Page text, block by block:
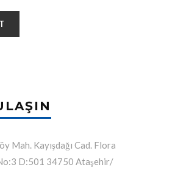
Mah. Kayışdağı Cad. Flora
D:501 34750 Ataşehir/